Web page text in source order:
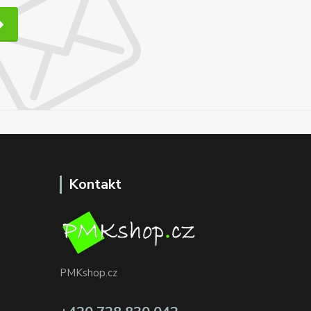
Kontakt
PMKshop.cz